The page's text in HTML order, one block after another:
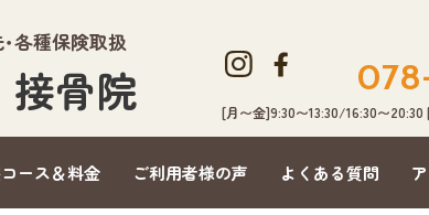
各種保険取扱
接骨院 [月〜金]9:30〜13:30/16:30〜
ース＆料金 ご利用者様の声 よくある質問